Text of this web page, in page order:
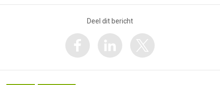
Deel dit bericht